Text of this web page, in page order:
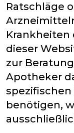
Ratschläge
Krankheiten
dieser
zur
Apotheker
benötigen,